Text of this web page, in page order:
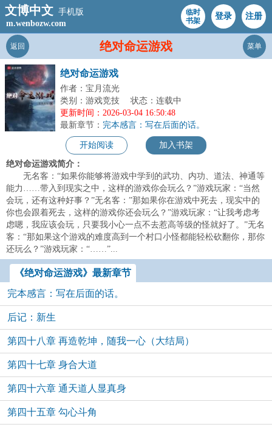
文博中文 手机版
m.wenbozw.com
临时
书架
登录 注册
绝对命运游戏
返回 菜单
绝对命运游戏
作者：宝月流光
类别：游戏竞技
状态：连载中
更新时间：2026-03-04 16:50:48
最新章节： 完本感言：写在后面的话。
开始阅读 加入书架
绝对命运游戏简介：
无名客：“如果你能够将游戏中学到的武功、内功、道法、神通等
能力……带入到现实之中，这样的游戏你会玩么？”游戏玩家：“当然
会玩，还有这种好事？”无名客：”那如果你在游戏中死去，现实中的
你也会跟着死去，这样的游戏你还会玩么？”游戏玩家：“让我考虑考
虑嗯，我应该会玩，只要我小心一点不去惹高等级的怪就好了。”无名
客：“那如果这个游戏的难度高到一个村口小怪都能轻松砍翻你，那你
还玩么？”游戏玩家：“……”...
《绝对命运游戏》最新章节
完本感言：写在后面的话。
后记：新生
第四十八章 再造乾坤，随我一心（大结局）
第四十七章 身合大道
第四十六章 通天道人显真身
第四十五章 勾心斗角